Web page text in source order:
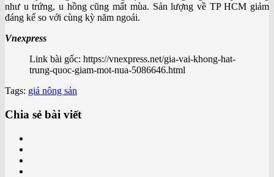
như u trứng, u hồng cũng mất mùa. Sản lượng về TP HCM giảm
đáng kể so với cùng kỳ năm ngoái.
Vnexpress
Link bài gốc: https://vnexpress.net/gia-vai-khong-hat-
trung-quoc-giam-mot-nua-5086646.html
Tags: giá nông sản
Chia sẻ bài viết